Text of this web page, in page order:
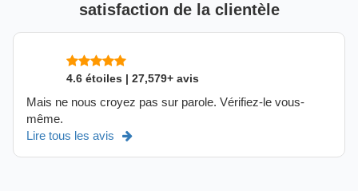
satisfaction de la clientèle
4.6 étoiles | 27,579+ avis
Mais ne nous croyez pas sur parole. Vérifiez-le vous-
même.
Lire tous les avis